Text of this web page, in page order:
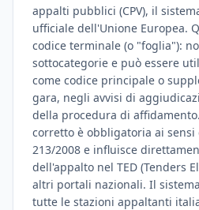
appalti pubblici (CPV), il
ufficiale dell'Unione Europea.
codice terminale (o "foglia"):
sottocategorie e può essere
come codice principale o
gara, negli avvisi di
della procedura di
corretto è obbligatoria ai sensi
213/2008 e influisce
dell'appalto nel TED (Tenders
altri portali nazionali. Il
tutte le stazioni appaltanti